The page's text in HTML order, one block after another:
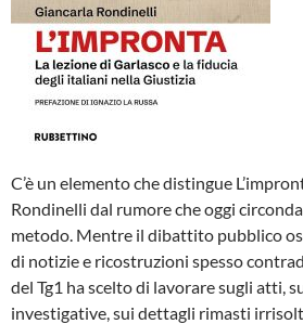
C’è un elemento che distingue
Rondinelli dal rumore che oggi
metodo. Mentre il dibattito pubblico
di notizie e ricostruzioni spesso
del Tg1 ha scelto di lavorare sugli atti,
investigative, sui dettagli rimasti